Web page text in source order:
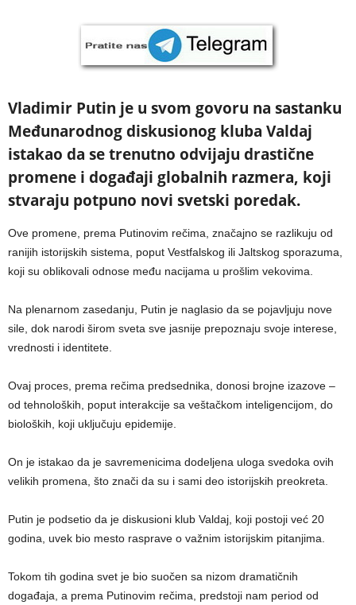
Vladimir Putin je u svom govoru na sastanku
Međunarodnog diskusionog kluba Valdaj
istakao da se trenutno odvijaju drastične
promene i događaji globalnih razmera, koji
stvaraju potpuno novi svetski poredak.
Ove promene, prema Putinovim rečima, značajno se razlikuju od
ranijih istorijskih sistema, poput Vestfalskog ili Jaltskog sporazuma,
koji su oblikovali odnose među nacijama u prošlim vekovima.
Na plenarnom zasedanju, Putin je naglasio da se pojavljuju nove
sile, dok narodi širom sveta sve jasnije prepoznaju svoje interese,
vrednosti i identitete.
Ovaj proces, prema rečima predsednika, donosi brojne izazove –
od tehnoloških, poput interakcije sa veštačkom inteligencijom, do
bioloških, koji uključuju epidemije.
On je istakao da je savremenicima dodeljena uloga svedoka ovih
velikih promena, što znači da su i sami deo istorijskih preokreta.
Putin je podsetio da je diskusioni klub Valdaj, koji postoji već 20
godina, uvek bio mesto rasprave o važnim istorijskim pitanjima.
Tokom tih godina svet je bio suočen sa nizom dramatičnih
događaja, a prema Putinovim rečima, predstoji nam period od